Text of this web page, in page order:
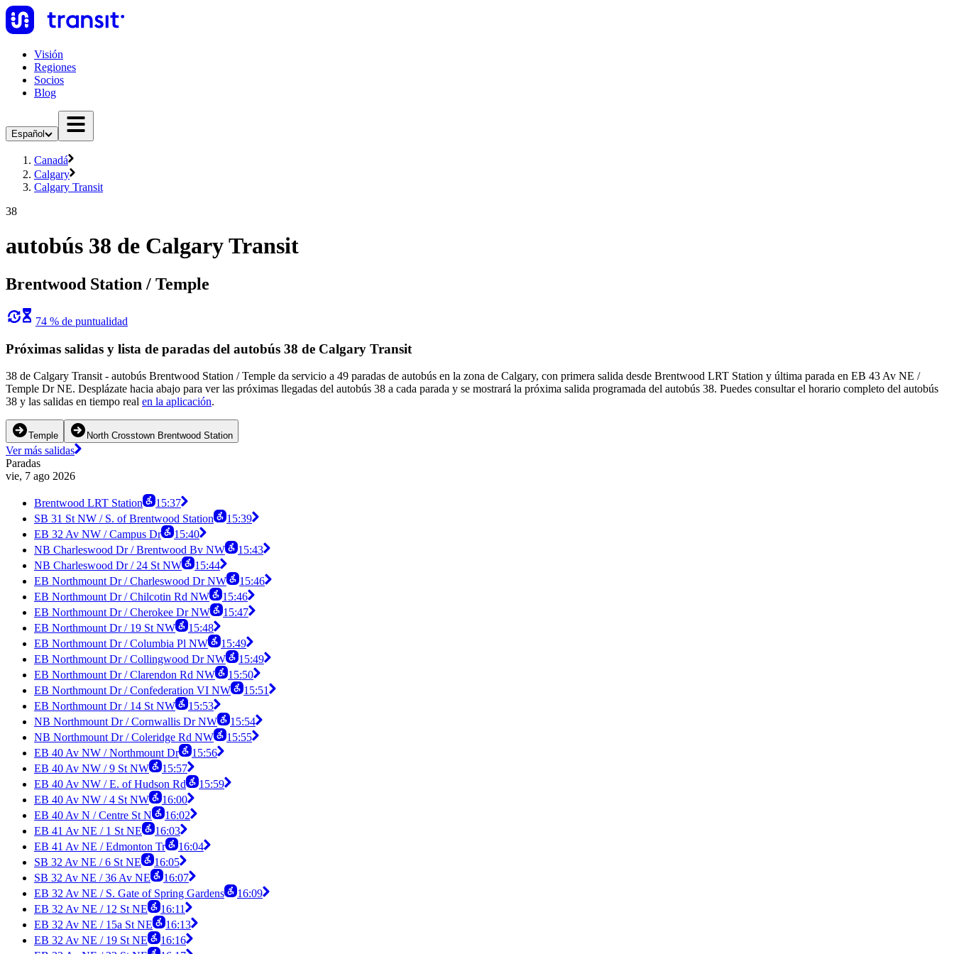
Visión
Regiones
Socios
Blog
Español
Canadá
Calgary
Calgary Transit
38
autobús 38 de Calgary Transit
Brentwood Station / Temple
74 % de puntualidad
Próximas salidas y lista de paradas del autobús 38 de Calgary Transit
38 de Calgary Transit - autobús Brentwood Station / Temple da servicio a 49 paradas de autobús en la zona de Calgary, con primera salida desde Brentwood LRT Station y última parada en EB 43 Av NE /
Temple Dr NE. Desplázate hacia abajo para ver las próximas llegadas del autobús 38 a cada parada y se mostrará la próxima salida programada del autobús 38. Puedes consultar el horario completo del autobús
38 y las salidas en tiempo real en la aplicación.
Temple North Crosstown Brentwood Station
Ver más salidas
Paradas
vie, 7 ago 2026
Brentwood LRT Station
15:37
SB 31 St NW / S. of Brentwood Station
15:39
EB 32 Av NW / Campus Dr
15:40
NB Charleswood Dr / Brentwood Bv NW
15:43
NB Charleswood Dr / 24 St NW
15:44
EB Northmount Dr / Charleswood Dr NW
15:46
EB Northmount Dr / Chilcotin Rd NW
15:46
EB Northmount Dr / Cherokee Dr NW
15:47
EB Northmount Dr / 19 St NW
15:48
EB Northmount Dr / Columbia Pl NW
15:49
EB Northmount Dr / Collingwood Dr NW
15:49
EB Northmount Dr / Clarendon Rd NW
15:50
EB Northmount Dr / Confederation VI NW
15:51
EB Northmount Dr / 14 St NW
15:53
NB Northmount Dr / Cornwallis Dr NW
15:54
NB Northmount Dr / Coleridge Rd NW
15:55
EB 40 Av NW / Northmount Dr
15:56
EB 40 Av NW / 9 St NW
15:57
EB 40 Av NW / E. of Hudson Rd
15:59
EB 40 Av NW / 4 St NW
16:00
EB 40 Av N / Centre St N
16:02
EB 41 Av NE / 1 St NE
16:03
EB 41 Av NE / Edmonton Tr
16:04
SB 32 Av NE / 6 St NE
16:05
SB 32 Av NE / 36 Av NE
16:07
EB 32 Av NE / S. Gate of Spring Gardens
16:09
EB 32 Av NE / 12 St NE
16:11
EB 32 Av NE / 15a St NE
16:13
EB 32 Av NE / 19 St NE
16:16